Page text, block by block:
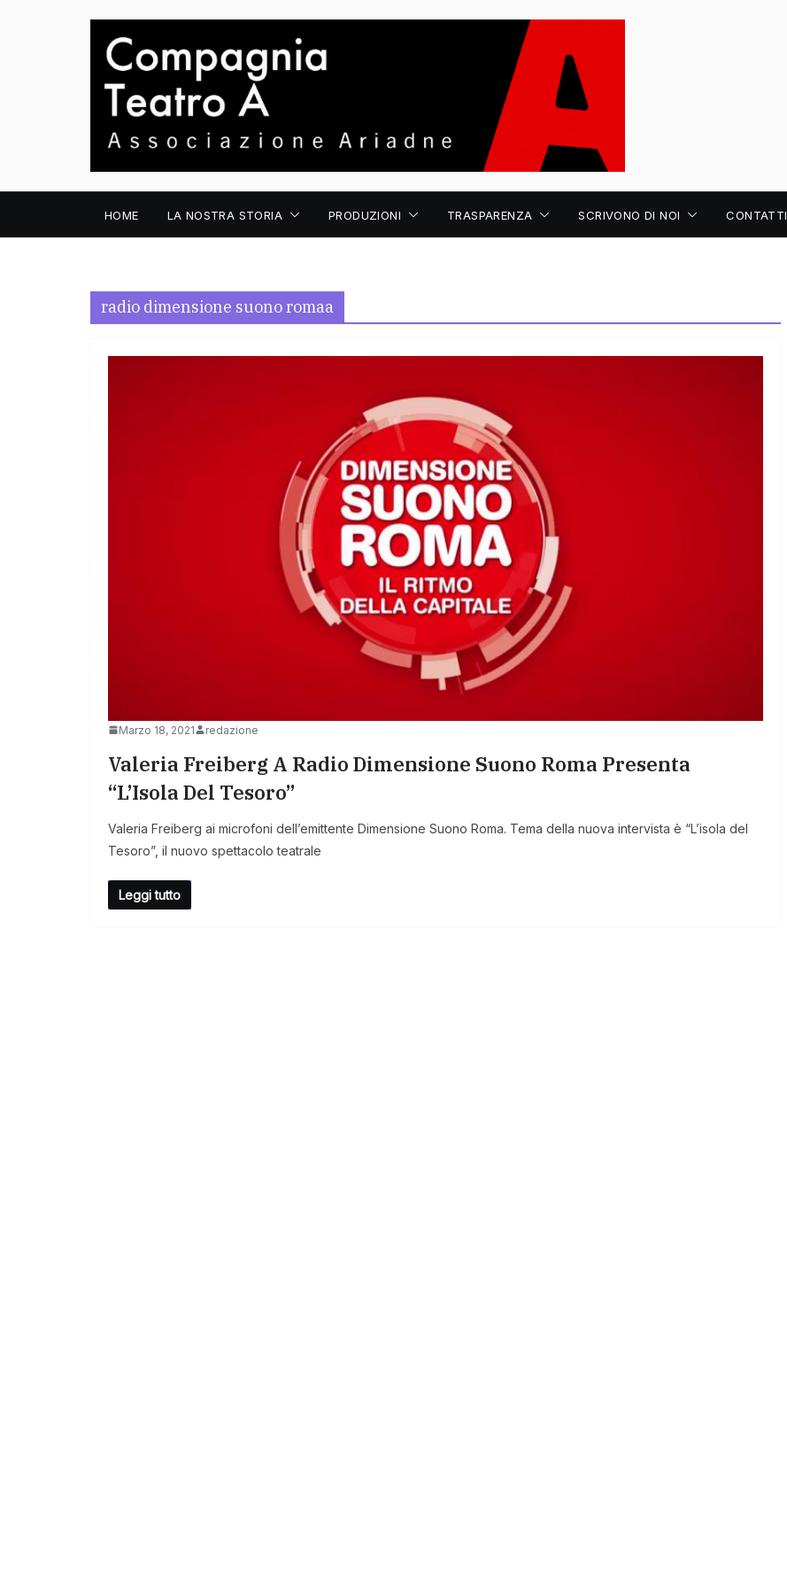
HOME LA NOSTRA STORIA PRODUZIONI TRASPARENZA SCRIVONO DI NOI CONTATTI
radio dimensione suono romaa
Marzo 18, 2021 redazione
Valeria Freiberg A Radio Dimensione Suono Roma Presenta
“L’Isola Del Tesoro”
Valeria Freiberg ai microfoni dell’emittente Dimensione Suono Roma. Tema della nuova intervista è “L’isola del
Tesoro”, il nuovo spettacolo teatrale
Leggi tutto